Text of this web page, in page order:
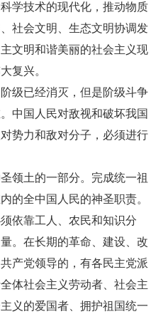
学技术的现代化，推动物质
社会文明、生态文明协调发
文明和谐美丽的社会主义现
复兴。
级已经消灭，但是阶级斗争
中国人民对敌视和破坏我国
势力和敌对分子，必须进行
领土的一部分。完成统一祖
的全中国人民的神圣职责。
依靠工人、农民和知识分
。在长期的革命、建设、改
产党领导的，有各民主党派
体社会主义劳动者、社会主
义的爱国者、拥护祖国统一